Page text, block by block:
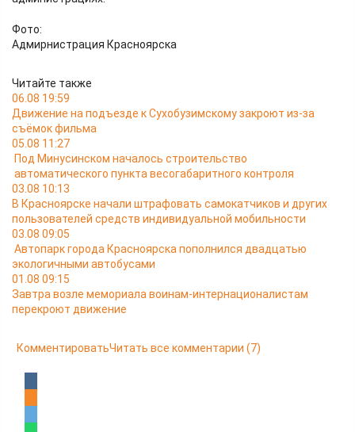
Фото:
Адмирнистрация Красноярска
Читайте также
06.08 19:59
Движение на подъезде к Сухобузимскому закроют из-за
съёмок фильма
05.08 11:27
Под Минусинском началось строительство
автоматического пункта весогабаритного контроля
03.08 10:13
В Красноярске начали штрафовать самокатчиков и других
пользователей средств индивидуальной мобильности
03.08 09:05
Автопарк города Красноярска пополнился двадцатью
экологичными автобусами
01.08 09:15
Завтра возле мемориала воинам-интернационалистам
перекроют движение
КомментироватьЧитать все комментарии (7)